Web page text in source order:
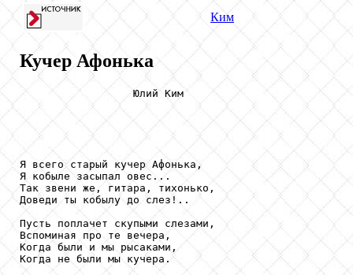
Ким
Кучер Афонька
                  Юлий Ким
Я всего старый кучер Афонька,
Я кобыле засыпал овес...
Так звени же, гитара, тихонько,
Доведи ты кобылу до слез!..
Пусть поплачет скупыми слезами,
Вспоминая про те вечера,
Когда были и мы рысаками,
Когда не были мы кучера.